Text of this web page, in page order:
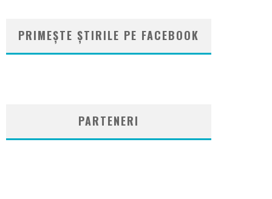
PRIMEȘTE ȘTIRILE PE FACEBOOK
PARTENERI